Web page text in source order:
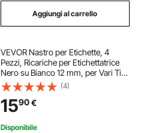
Aggiungi al carrello
VEVOR Nastro per Etichette, 4
Pezzi, Ricariche per Etichettatrice
Nero su Bianco 12 mm, per Vari Tipi
di Brother P-Touch, Resistenti e di
Lunga Durata, Sostitutive per Letra
Tag TZe-231
(4)
1590€
Disponibile